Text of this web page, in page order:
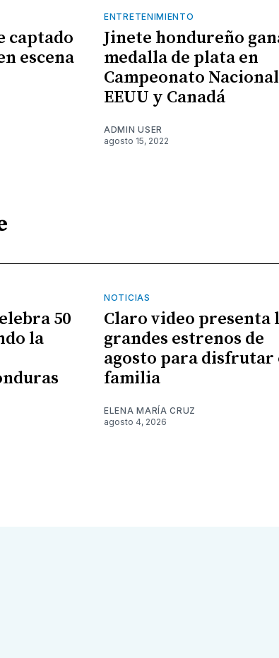
captado
escena
ENTRETENIMIENTO
Jinete hondureño
medalla de plata en
Campeonato
EEUU y Canadá
ADMIN USER
agosto 15, 2022
50
la
NOTICIAS
Claro video presenta
grandes estrenos de
agosto para disfrutar
familia
ELENA MARÍA CRUZ
agosto 4, 2026